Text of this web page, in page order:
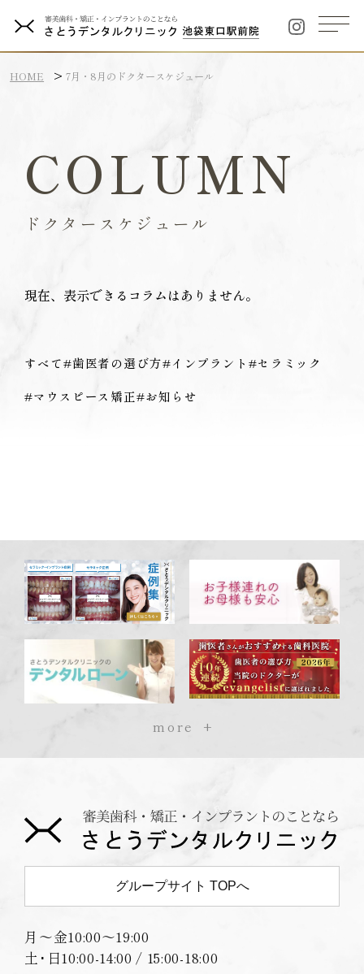
HOME 7月・8月のドクタースケジュール
COLUMN
ドクタースケジュール
現在、表示できるコラムはありません。
すべて#歯医者の選び方#インプラント #セラミック
#マウスピース矯正#お知らせ
more
グループサイト TOPへ
月〜金10:00〜19:00
土･日10:00-14:00 / 15:00-18:00